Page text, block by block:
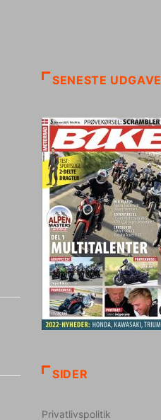
SENESTE UDGAVE
SIDER
Privatlivspolitik